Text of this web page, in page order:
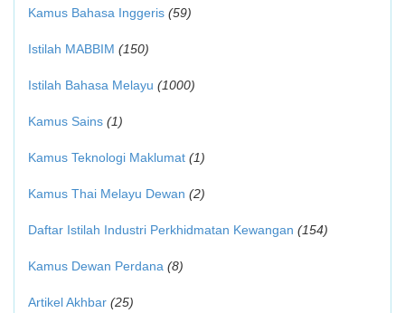
Kamus Bahasa Inggeris (59)
Istilah MABBIM (150)
Istilah Bahasa Melayu (1000)
Kamus Sains (1)
Kamus Teknologi Maklumat (1)
Kamus Thai Melayu Dewan (2)
Daftar Istilah Industri Perkhidmatan Kewangan (154)
Kamus Dewan Perdana (8)
Artikel Akhbar (25)